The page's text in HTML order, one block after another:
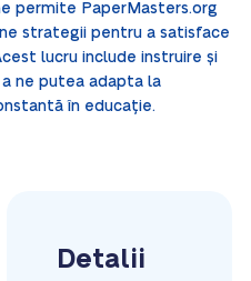
permite PaperMasters.org
strategii pentru a satisface
lucru include instruire și
ne putea adapta la
în educație.
Detalii